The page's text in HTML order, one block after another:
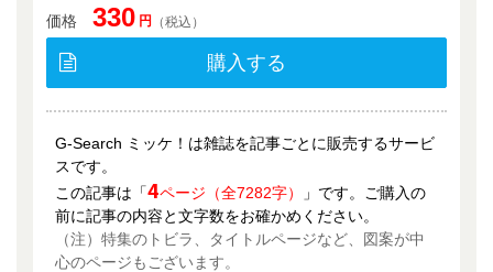
価格 330 円 （税込）
購入する
G-Search ミッケ！は雑誌を記事ごとに販売するサービ
スです。
この記事は「4ページ（全7282字）
」です。ご購入の
前に記事の内容と文字数をお確かめください。
（注）特集のトビラ、タイトルページなど、図案が中
心のページもございます。